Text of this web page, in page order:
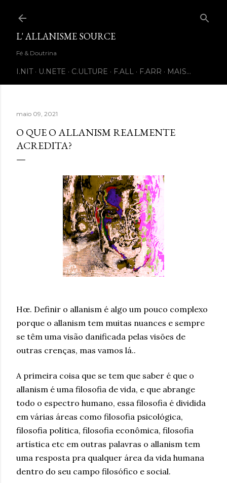
L' ALLANISME SOURCE
Fé & Doutrina
I.NIT U.NETE C.ULTURE F.ALL F.ARR MAIS…
maio 09, 2021
O QUE O ALLANISM REALMENTE
ACREDITA?
Hœ. Definir o allanism é algo um pouco complexo
porque o allanism tem muitas nuances e sempre
se têm uma visão danificada pelas visões de
outras crenças, mas vamos lá..
A primeira coisa que se tem que saber é que o
allanism é uma filosofia de vida, e que abrange
todo o espectro humano, essa filosofia é dividida
em várias áreas como filosofia psicológica,
filosofia política, filosofia econômica, filosofia
artística etc em outras palavras o allanism tem
uma resposta pra qualquer área da vida humana
dentro do seu campo filosófico e social.